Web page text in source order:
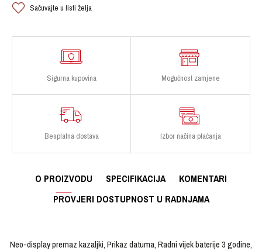
Sačuvajte u listi želja
Sigurna kupovina Mogućnost zamjene
Besplatna dostava Izbor načina plaćanja
O PROIZVODU SPECIFIKACIJA
KOMENTARI
PROVJERI DOSTUPNOST U RADNJAMA
Neo-display premaz kazaljki, Prikaz datuma, Radni vijek baterije 3 godine,